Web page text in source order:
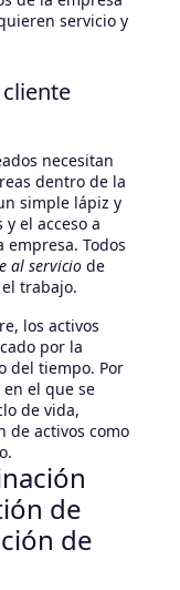
servicio y
necesitan
dentro de la
simple lápiz y
el acceso a
Todos
al servicio de
trabajo.
los activos
por la
del tiempo. Por
el que se
de vida,
de activos como
de
de